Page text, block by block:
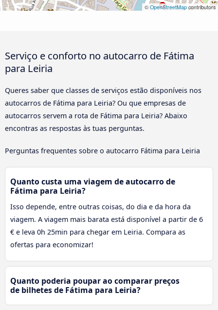
© OpenStreetMap contributors
Serviço e conforto no autocarro de Fátima
para Leiria
Queres saber que classes de serviços estão disponíveis nos
autocarros de Fátima para Leiria? Ou que empresas de
autocarros servem a rota de Fátima para Leiria? Abaixo
encontras as respostas às tuas perguntas.
Perguntas frequentes sobre o autocarro Fátima para Leiria
Quanto custa uma viagem de autocarro de
Fátima para Leiria?
Isso depende, entre outras coisas, do dia e da hora da
viagem. A viagem mais barata está disponível a partir de 6
€ e leva 0h 25min para chegar em Leiria. Compara as
ofertas para economizar!
Quanto poderia poupar ao comparar preços
de bilhetes de Fátima para Leiria?